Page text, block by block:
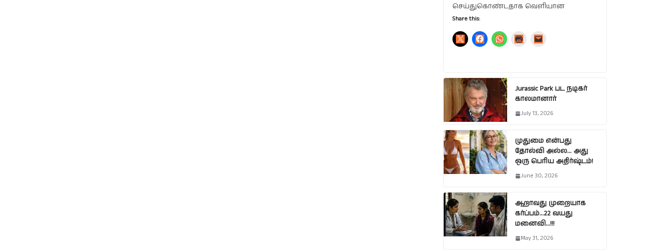
செய்துகொண்டதாக வெளியான
Share this:
Jurassic Park பட நடிகர்
காலமானார்
July 13, 2026
முதுமை என்பது
தோல்வி அல்ல… அது
ஒரு பெரிய அதிர்ஷ்டம்!
June 30, 2026
ஆறாவது முறையாக
கர்ப்பம்…22 வயது
மனைவி…!!!
May 31, 2026